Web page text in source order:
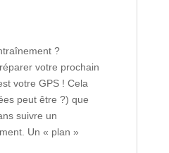
?
votre prochain
votre GPS ! Cela
peut être ?) que
suivre un
Un « plan »